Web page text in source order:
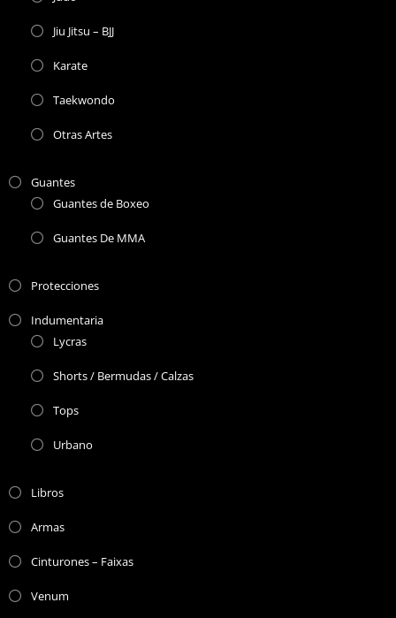
Jiu Jitsu – BJJ
Karate
Taekwondo
Otras Artes
Guantes
Guantes de Boxeo
Guantes De MMA
Protecciones
Indumentaria
Lycras
Shorts / Bermudas / Calzas
Tops
Urbano
Libros
Armas
Cinturones – Faixas
Venum